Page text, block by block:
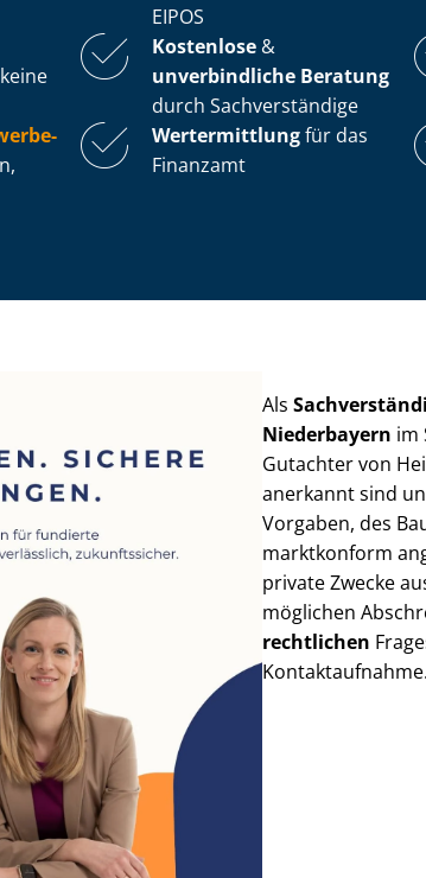
EIPOS
Kostenlose &
unverbindliche Beratung
durch Sachverständige
Wertermittlungfür das
Finanzamt
Als
Niederbayern im
Gutachter von
anerkannt sind
Vorgaben, des
marktkonform
private Zwecke
möglichen
rechtlichen
Kontaktaufnahme.